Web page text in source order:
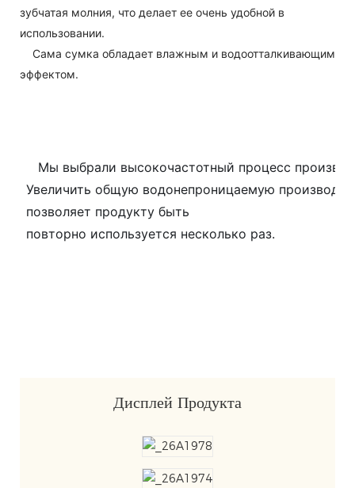
зубчатая молния, что делает ее очень удобной в
использовании.
Сама сумка обладает влажным и водоотталкивающим
эффектом.
Мы выбрали высокочастотный процесс
Увеличить общую водонепроницаемую
позволяет продукту быть
повторно используется несколько раз.
Дисплей Продукта